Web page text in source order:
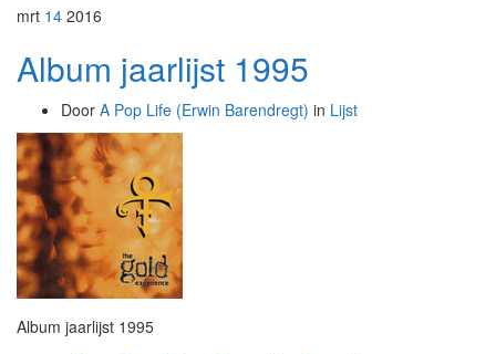
mrt 14 2016
Album jaarlijst 1995
Door A Pop Life (Erwin Barendregt) in Lijst
Album jaarlijst 1995